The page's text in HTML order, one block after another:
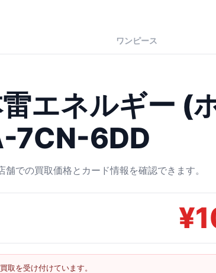
ワンピース
エネルギー (
7CN-6DD
舗での買取価格とカード情報を確認できます。
¥
取を受け付けています。